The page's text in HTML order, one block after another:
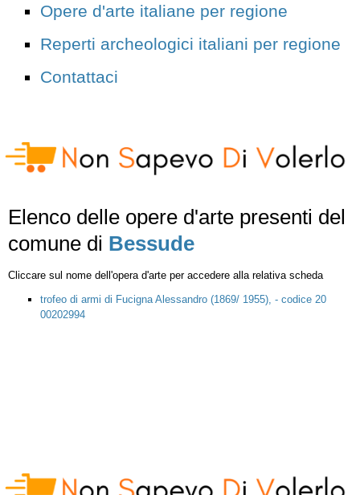
Opere d'arte italiane per regione
Reperti archeologici italiani per regione
Contattaci
Elenco delle opere d'arte presenti del
comune di Bessude
Cliccare sul nome dell'opera d'arte per accedere alla relativa scheda
trofeo di armi di Fucigna Alessandro (1869/ 1955), - codice 20
00202994